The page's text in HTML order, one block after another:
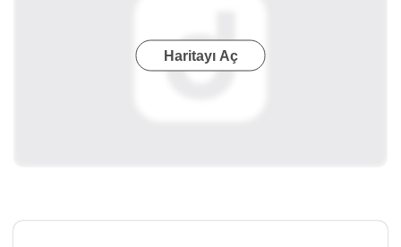
Haritayı Aç